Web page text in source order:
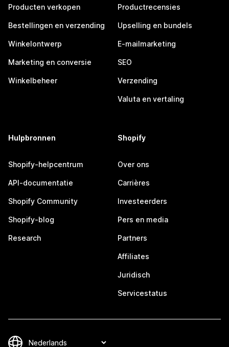
Producten verkopen
Bestellingen en verzending
Winkelontwerp
Marketing en conversie
Winkelbeheer
Productrecensies
Upselling en bundels
E-mailmarketing
SEO
Verzending
Valuta en vertaling
Hulpbronnen
Shopify-helpcentrum
API-documentatie
Shopify Community
Shopify-blog
Research
Shopify
Over ons
Carrières
Investeerders
Pers en media
Partners
Affiliates
Juridisch
Servicestatus